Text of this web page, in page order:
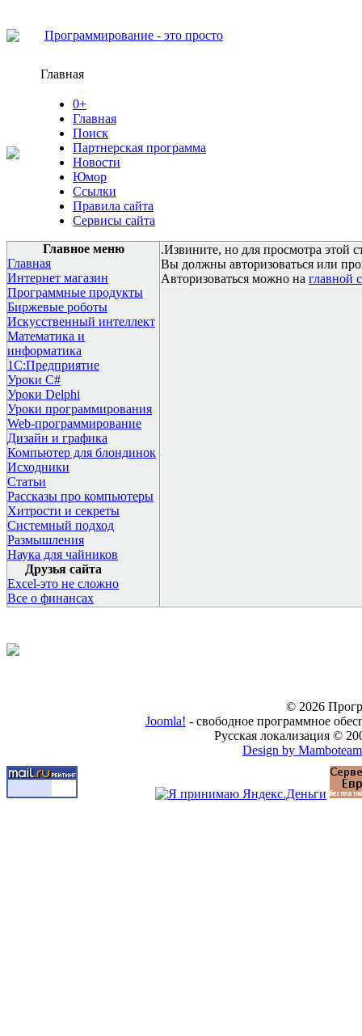
Программирование - это просто
Главная
0+
Главная
Поиск
Партнерская программа
Новости
Юмор
Ссылки
Правила сайта
Сервисы сайта
Главное меню
Главная
Интернет магазин
Программные продукты
Биржевые роботы
Искусственный интеллект
Математика и
информатика
1С:Предприятие
Уроки C#
Уроки Delphi
Уроки программирования
Web-программирование
Дизайн и графика
Компьютер для блондинок
Исходники
Статьи
Рассказы про компьютеры
Хитрости и секреты
Системный подход
Размышления
Наука для чайников
Друзья сайта
Excel-это не сложно
Все о финансах
.Извините, но для просмотра этой
Вы должны авторизоваться или
Авторизоваться можно на главной
© 2026
Joomla! - свободное программное
Русская локализация ©
Design by